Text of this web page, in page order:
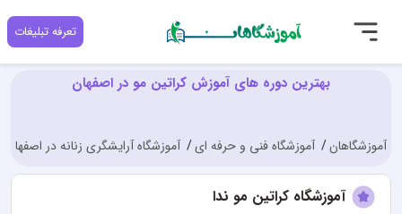
تعرفه تبلیغات
بهترین دوره های آموزش کراتین مو در اصفهان
آموزشگاهان آموزشگاه فنی و حرفه ای آموزشگاه آرایشگری زنانه در اصفهان
آموزشگاه کراتین مو ندا